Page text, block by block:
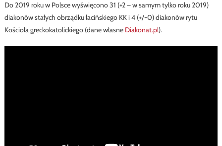
Do 2019 roku w Polsce wyświęcono 31 (+2 – w samym tylko roku 2019)
diakonów stałych obrządku łacińskiego KK i 4 (+/-0) diakonów rytu
Kościoła greckokatolickiego (dane własne Diakonat.pl).